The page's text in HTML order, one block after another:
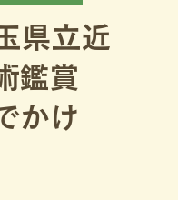
県立近
鑑賞
かけ